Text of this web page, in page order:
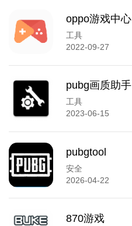
oppo游戏中心
工具
2022-09-27
pubg画质助手
工具
2023-06-15
pubgtool
安全
2026-04-22
870游戏